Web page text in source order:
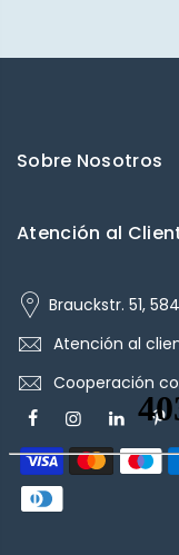
Sobre Nosotros
Atención al
Brauckstr. 51,
Atención al
Cooperación